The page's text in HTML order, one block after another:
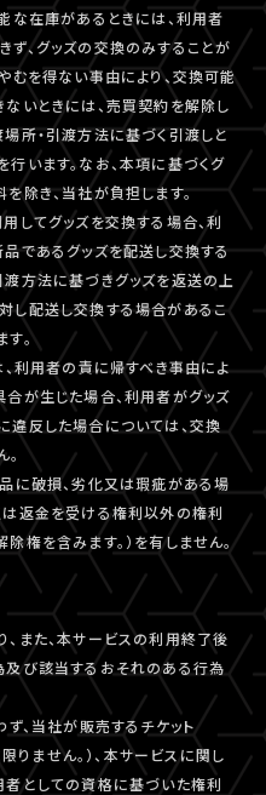
な在庫があるときには、利用者
、グッズの交換のみすることが
むを得ない事由により、交換可能
いときには、売買契約を解除し
所・引渡方法に基づく引渡しと
います。なお、本項に基づくグ
除き、当社が負担します。
てグッズを交換する場合、利
であるグッズを配送し交換する
方法に基づきグッズを返送の上
し配送し交換する場合があるこ
。
利用者の責に帰すべき事由によ
が生じた場合、利用者がグッズ
違反した場合については、交換
に破損、劣化又は瑕疵がある場
返金を受ける権利以外の権利
権を含みます。）を有しません。
また、本サービスの利用終了後
及び該当するおそれのある行為
、当社が販売するチケット
ません。）、本サービスに関し
者としての資格に基づいた権利